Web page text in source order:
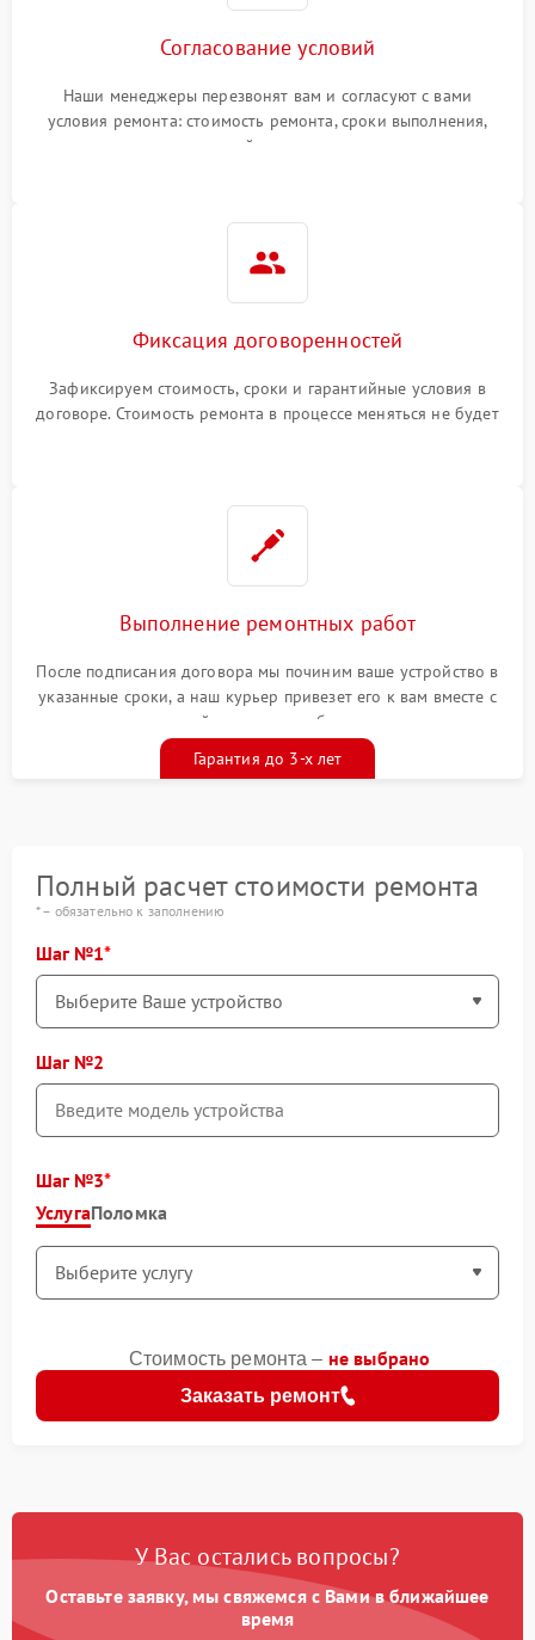
Согласование условий
Наши менеджеры перезвонят вам и согласуют с вами
условия ремонта: стоимость ремонта, сроки выполнения,
гарантийные условия
Фиксация договоренностей
Зафиксируем стоимость, сроки и гарантийные условия в
договоре. Стоимость ремонта в процессе меняться не будет
Выполнение ремонтных работ
После подписания договора мы починим ваше устройство в
указанные сроки, а наш курьер привезет его к вам вместе с
гарантийным талоном бесплатно
Гарантия до 3-х лет
Полный расчет стоимости ремонта
* – обязательно к заполнению
Шаг №1
Шаг №2
Шаг №3
УслугаПоломка
Заказать ремонт
Стоимость ремонта – не выбрано
У Вас остались вопросы?
Оставьте заявку, мы свяжемся с Вами в ближайшее
время